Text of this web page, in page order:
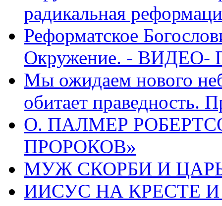
радикальная
Реформатское
Окружение. - ВИДЕО-
Мы ожидаем нового
обитает праведность.
О. ПАЛМЕР
ПРОРОКОВ»
МУЖ СКОРБИ И ЦАРЬ
ИИСУС НА КРЕСТЕ